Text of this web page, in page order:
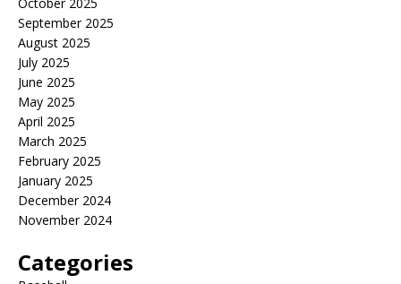
September 2025
August 2025
July 2025
June 2025
May 2025
April 2025
March 2025
February 2025
January 2025
December 2024
November 2024
Categories